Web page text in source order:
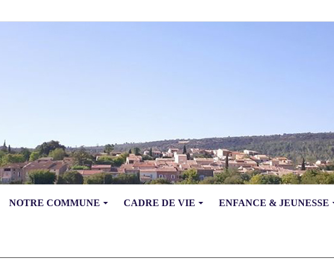
NOTRE COMMUNE CADRE DE VIE ENFANCE & JEUNESSE